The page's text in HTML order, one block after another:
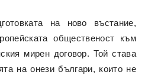
на ново въстание,
общественост към
мирен договор. Той става
на онези българи, които не